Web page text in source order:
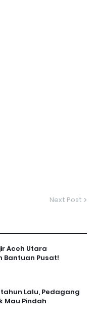
Next Post
Aceh Utara
Bantuan Pusat!
Lalu, Pedagang
Mau Pindah